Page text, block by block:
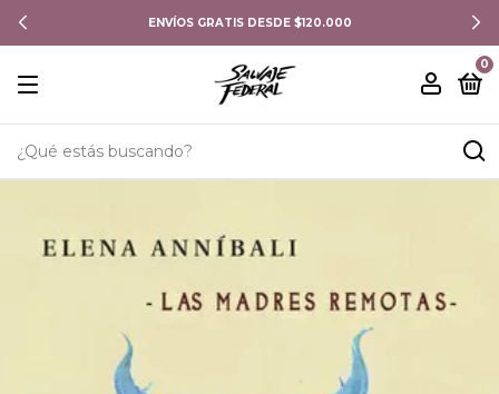
ENVÍOS GRATIS DESDE $120.000
0